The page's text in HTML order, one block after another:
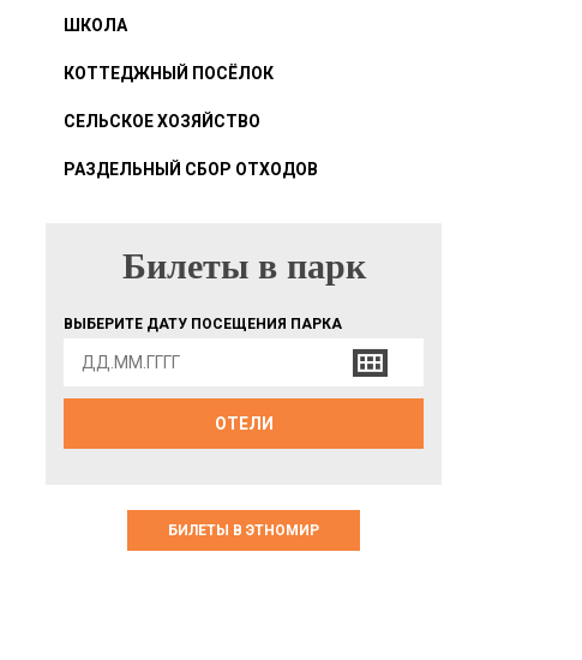
ШКОЛА
КОТТЕДЖНЫЙ ПОСЁЛОК
СЕЛЬСКОЕ ХОЗЯЙСТВО
РАЗДЕЛЬНЫЙ СБОР ОТХОДОВ
БИЛЕТЫ В ПАРК
Билеты в парк
ВЫБЕРИТЕ ДАТУ ПОСЕЩЕНИЯ ПАРКА
ОТЕЛИ
БИЛЕТЫ В ЭТНОМИР